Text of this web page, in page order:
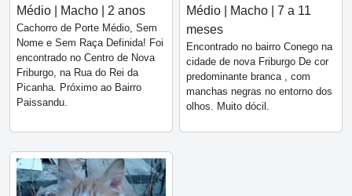
Médio | Macho | 2 anos
Cachorro de Porte Médio, Sem
Nome e Sem Raça Definida! Foi
encontrado no Centro de Nova
Friburgo, na Rua do Rei da
Picanha. Próximo ao Bairro
Paissandu.
Médio | Macho | 7 a 11
meses
Encontrado no bairro Conego na
cidade de nova Friburgo De cor
predominante branca , com
manchas negras no entorno dos
olhos. Muito dócil.